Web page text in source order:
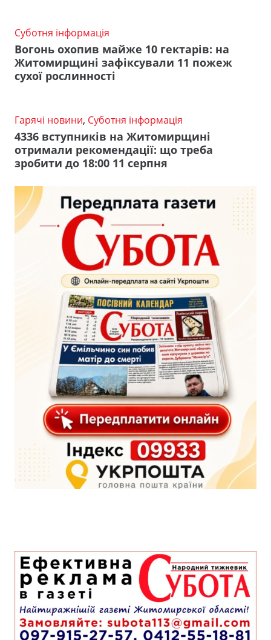
Суботня інформація
Вогонь охопив майже 10 гектарів: на
Житомирщині зафіксували 11 пожеж
сухої рослинності
Гарячі новини, Суботня інформація
4336 вступників на Житомирщині
отримали рекомендації: що треба
зробити до 18:00 11 серпня